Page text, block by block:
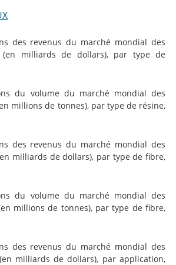
des revenus du marché mondial des
(en milliards de dollars), par type de
du volume du marché mondial des
millions de tonnes), par type de résine,
des revenus du marché mondial des
milliards de dollars), par type de fibre,
du volume du marché mondial des
millions de tonnes), par type de fibre,
des revenus du marché mondial des
milliards de dollars), par application,